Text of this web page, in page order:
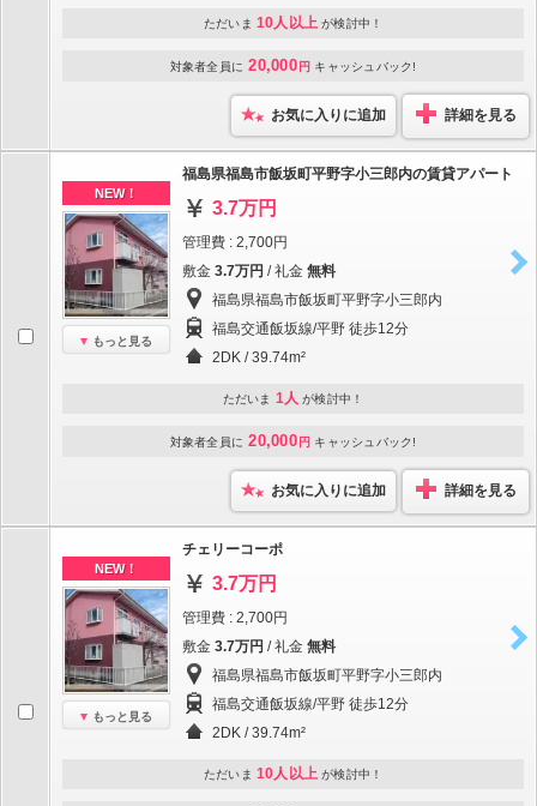
ただいま 10人以上 が検討中！
対象者全員に 20,000 円 キャッシュバック!
お気に入りに追加 詳細を見る
NEW！
もっと見る
福島県福島市飯坂町平野字小三郎内の賃貸アパート
3.7万円
管理費 : 2,700円
敷金 3.7万円 / 礼金 無料
福島県福島市飯坂町平野字小三郎内
福島交通飯坂線/平野 徒歩12分
2DK / 39.74m²
ただいま 1人 が検討中！
対象者全員に 20,000 円 キャッシュバック!
お気に入りに追加 詳細を見る
NEW！
もっと見る
チェリーコーポ
3.7万円
管理費 : 2,700円
敷金 3.7万円 / 礼金 無料
福島県福島市飯坂町平野字小三郎内
福島交通飯坂線/平野 徒歩12分
2DK / 39.74m²
ただいま 10人以上 が検討中！